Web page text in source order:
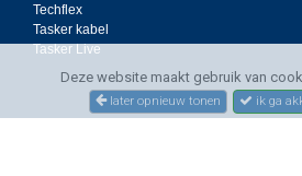
Deze website maakt gebruik van
later opnieuw tonen ik ga
Techflex
Tasker kabel
Tasker Live